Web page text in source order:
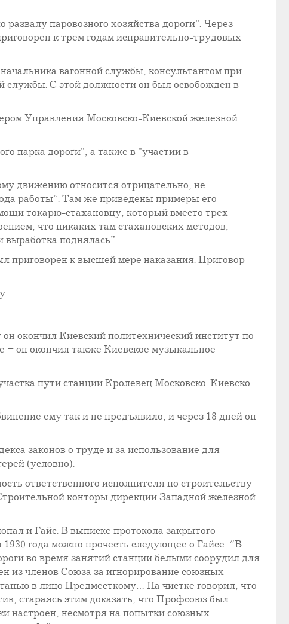
паровозного хозяйства дороги". Через
к трем годам исправительно-трудовых
вагонной службы, консультантом при
службы. С этой должности он был освобожден в
Управления Московско-Киевской железной
парка дороги", а также в "участии в
движению относится отрицательно, не
работы”. Там же приведены примеры его
токарю-стахановцу, который вместо трех
что никаких там стахановских методов,
выработка поднялась”.
приговорен к высшей мере наказания. Приговор
окончил Киевский политехнический институт по
– он окончил также Киевское музыкальное
пути станции Кролевец Московско-Киевско-
ему так и не предъявило, и через 18 дней он
законов о труде и за использование для
(условно).
ответственного исполнителя по строительству
конторы дирекции Западной железной
и Гайс. В выписке протокола закрытого
года можно прочесть следующее о Гайсе: “В
во время занятий станции белыми соорудил для
из членов Союза за игнорирование союзных
в лицо Предместкому… На чистке говорил, что
стараясь этим доказать, что Профсоюз был
настроен, несмотря на попытки союзных